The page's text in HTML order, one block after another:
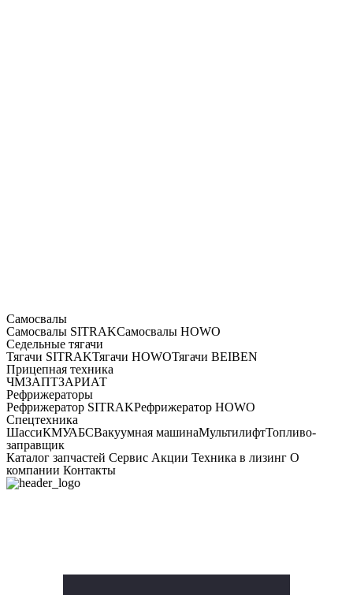
Самосвалы
Самосвалы SITRAKСамосвалы HOWO
Седельные тягачи
Тягачи SITRAKТягачи HOWOТягачи BEIBEN
Прицепная техника
ЧМЗАПТЗАРИАТ
Рефрижераторы
Рефрижератор SITRAKРефрижератор HOWO
Спецтехника
ШассиКМУАБСВакуумная машинаМультилифтТопливо-
заправщик
Каталог запчастей Сервис Акции Техника в лизинг О
компании Контакты